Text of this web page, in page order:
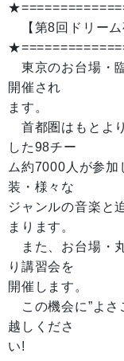
【第8回ドリーム
東京のお台場・
開催され
ます。
首都圏はもとよ
した98チー
ム約7000人が参
装・様々な
ジャンルの音楽と
まります。
また、お台場・
り講習会を
開催します。
この機会に”よさ
越しくださ
い!